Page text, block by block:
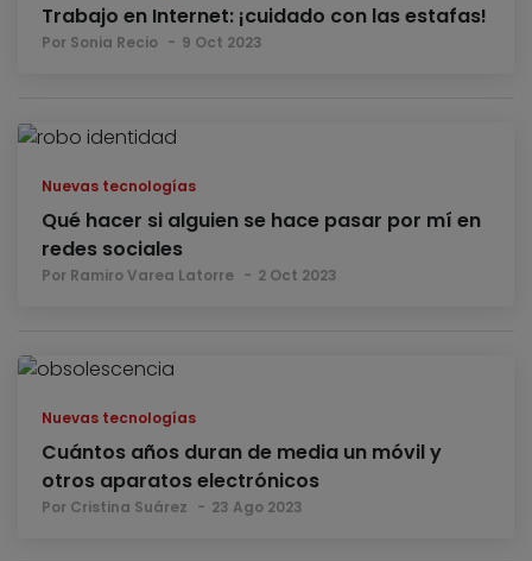
Trabajo en Internet: ¡cuidado con las estafas!
Por Sonia Recio 9 Oct 2023
Nuevas tecnologías
Qué hacer si alguien se hace pasar por mí en
redes sociales
Por Ramiro Varea Latorre 2 Oct 2023
Nuevas tecnologías
Cuántos años duran de media un móvil y
otros aparatos electrónicos
Por Cristina Suárez 23 Ago 2023